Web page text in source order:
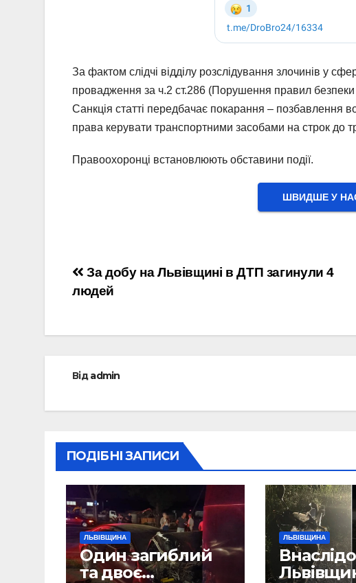
За фактом слідчі відділу розслідування злочинів у
провадження за ч.2 ст.286 (Порушення правил безпеки
Санкція статті передбачає покарання – позбавлення
права керувати транспортними засобами на строк до
Правоохоронці встановлюють обставини події.
ШВИДШЕ У НАС
Навігація
записів
За добу на Львівщині в ДТП загинули 4
людей
Відadmin
ПОДІБНІ ЗАПИСИ
ЛЬВІВЩИНА
Один загиблий
та двоє
ЛЬВІВЩИНА